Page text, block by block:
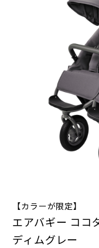
【カラーが限定】
エアバギー ココ
ディムグレー